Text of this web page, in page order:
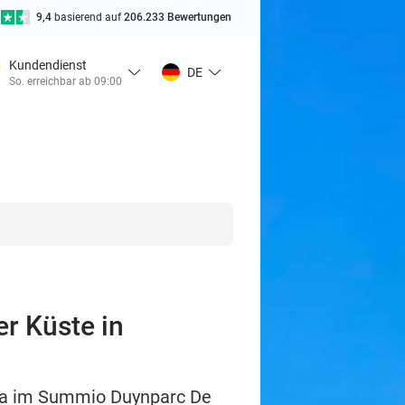
9,4 basierend auf206.233 Bewertungen
Kundendienst
So. erreichbar ab 09:00
DE
Küste in
im Summio Duynparc De